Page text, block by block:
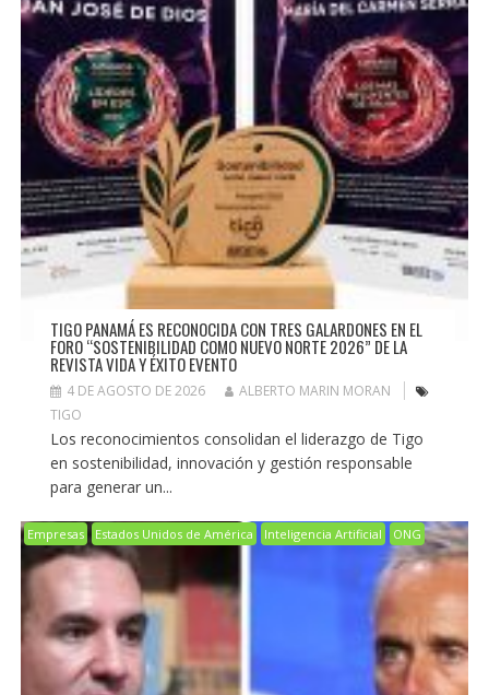
TIGO PANAMÁ ES RECONOCIDA CON TRES GALARDONES EN EL
FORO “SOSTENIBILIDAD COMO NUEVO NORTE 2026” DE LA
REVISTA VIDA Y ÉXITO EVENTO
4 DE AGOSTO DE 2026
ALBERTO MARIN MORAN
TIGO
Los reconocimientos consolidan el liderazgo de Tigo
en sostenibilidad, innovación y gestión responsable
para generar un...
Empresas Estados Unidos de América Inteligencia Artificial ONG